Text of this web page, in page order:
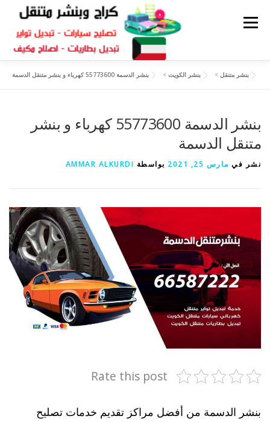
القائمة
بنشر متنقل سكراب قطع غيار
بنشر متنقل > بنشر الكويت > بنشر الدسمة 55773600 كهرباء و بنشر متنقل الدسمة
بنشر الدسمة 55773600 كهرباء و بنشر
متنقل الدسمة
نشر في مارس 25, 2021 بواسطة AMMAR ALKURDI
Rate this post
بنشر الدسمة من أفضل مراكز تقديم خدمات تصليح